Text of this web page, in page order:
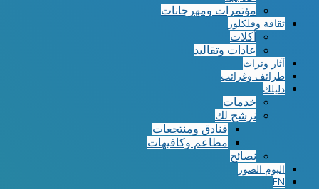
مؤتمرات ومهرجانات
ثقافة وفلكلور
أكلات
عادات وتقاليد
آثار وتراث
طرائف وغرائب
دليلك
خدمات
نرشح لك
فنادق ومنتجعات
مطاعم وكافيهات
نصائح
البوم الصور
EN